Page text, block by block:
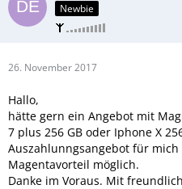
Newbie
26. November 2017
Hallo,
hätte gern ein Angebot mit
7 plus 256 GB oder Iphone X
Auszahlunngsangebot für
Magentavorteil möglich.
Danke im Voraus. Mit